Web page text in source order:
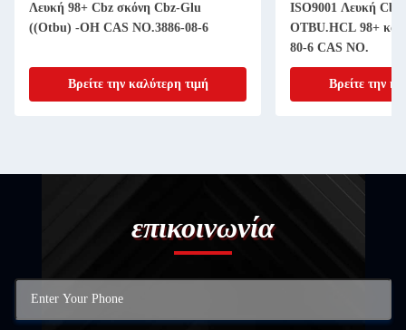
Λευκή 98+ Cbz σκόνη Cbz-Glu
((Otbu) -OH CAS NO.3886-08-6
Βρείτε την καλύτερη τιμή
ISO9001 Λευκή
OTBU.HCL 98+
80-6 CAS NO.
Βρείτε την
επικοινωνία